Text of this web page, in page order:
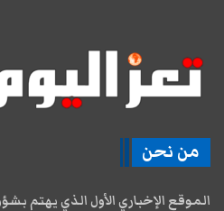
من نحن
الموقع الإخباري الأول الذي يهتم